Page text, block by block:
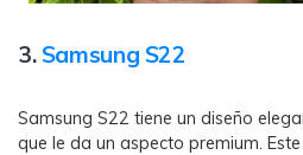
3.Samsung S22
Samsung S22 tiene un diseño
que le da un aspecto premium.